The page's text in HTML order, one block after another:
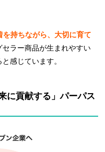
を持ちながら、大切に育て
セラー商品が生まれやすい
感じています。
に貢献する」パーパス